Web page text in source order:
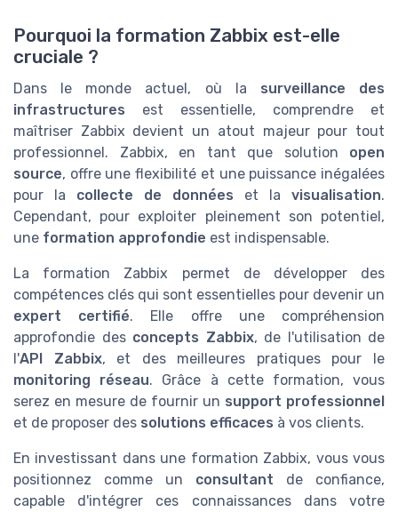
Pourquoi la formation Zabbix est-elle
cruciale ?
Dans le monde actuel, où la surveillance des
infrastructures est essentielle, comprendre et
maîtriser Zabbix devient un atout majeur pour tout
professionnel. Zabbix, en tant que solution open
source, offre une flexibilité et une puissance inégalées
pour la collecte de données et la visualisation.
Cependant, pour exploiter pleinement son potentiel,
une formation approfondie est indispensable.
La formation Zabbix permet de développer des
compétences clés qui sont essentielles pour devenir un
expert certifié. Elle offre une compréhension
approfondie des concepts Zabbix, de l'utilisation de
l'API Zabbix, et des meilleures pratiques pour le
monitoring réseau. Grâce à cette formation, vous
serez en mesure de fournir un support professionnel
et de proposer des solutions efficaces à vos clients.
En investissant dans une formation Zabbix, vous vous
positionnez comme un consultant de confiance,
capable d'intégrer ces connaissances dans votre